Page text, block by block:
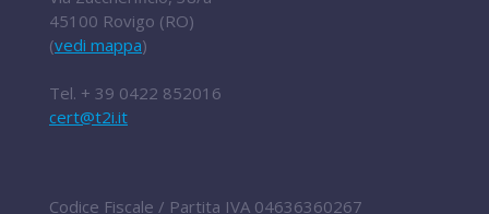
45100 Rovigo (RO)
(vedi mappa)
Tel. + 39 0422 852016
cert@t2i.it
Codice Fiscale / Partita IVA 04636360267